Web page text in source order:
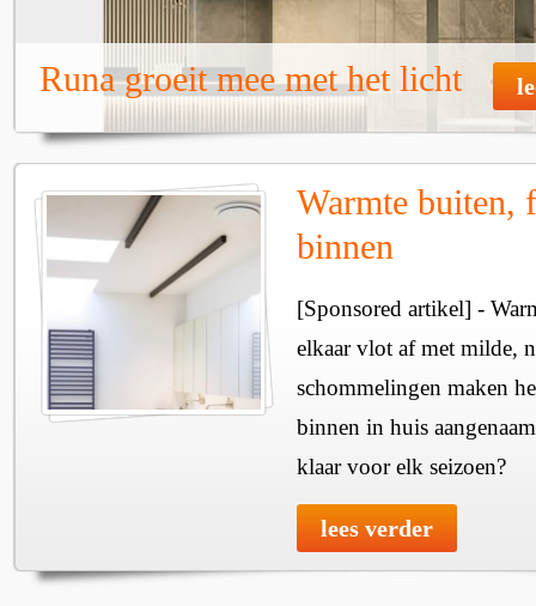
Runa groeit mee met het licht
Warmte buiten,
binnen
[Sponsored artikel] -
elkaar vlot af met milde,
schommelingen maken
binnen in huis
klaar voor elk seizoen?
lees verder